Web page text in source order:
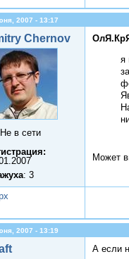
2007 - 13:17
Chernov
Не в сети
: 3
я
Может
2007 - 13:19
А если